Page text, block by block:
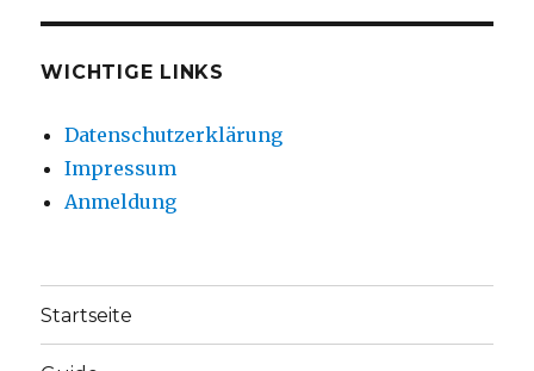
WICHTIGE LINKS
Datenschutzerklärung
Impressum
Anmeldung
Startseite